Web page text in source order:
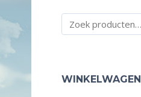
WINKELWAGEN